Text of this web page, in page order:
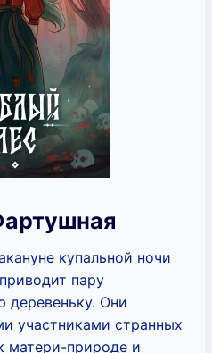
купальной ночи
пару
деревеньку. Они
участниками странных
матери-природе и